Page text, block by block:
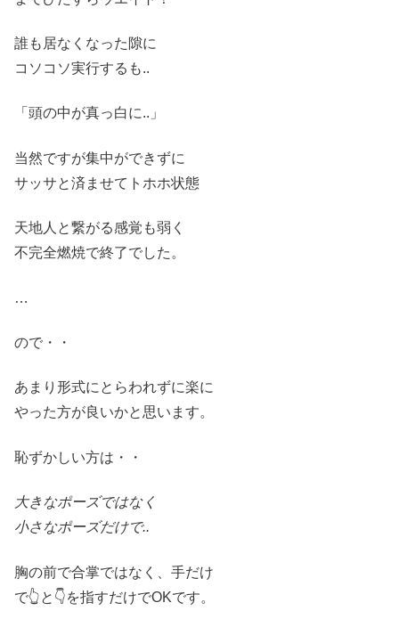
誰も居なくなった隙に
コソコソ実行するも..
「 頭の中が真っ白に..」
当然ですが集中ができずに
サッサと済ませてトホホ状態
天地人と繋がる感覚も弱く
不完全燃焼で終了でした 。
…
ので ・・
あまり形式にとらわれずに楽に
やった方が良いかと思います。
恥ずかしい方は ・・
大きなポーズではなく
小さなポーズだけで..
胸の前で合掌ではなく、手だけ
で👆と👇を指すだけでOKです。